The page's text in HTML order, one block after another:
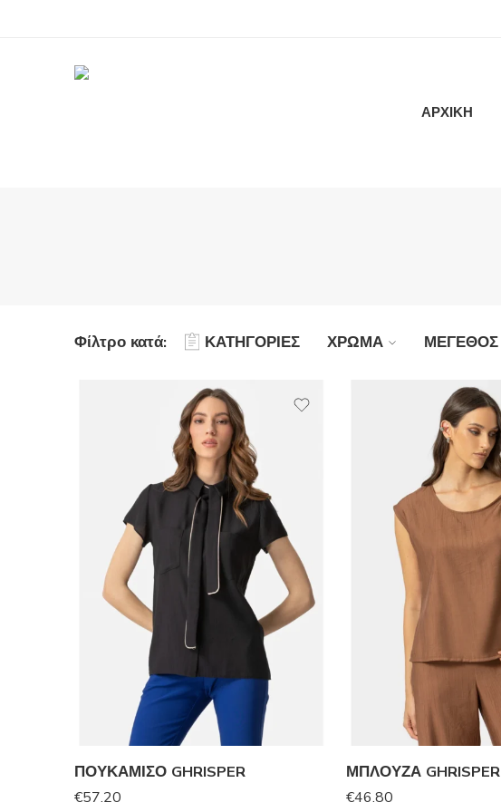
ΑΡΧΙΚΗ
Φίλτρο κατά: ΚΑΤΗΓΟΡΙΕΣ ΧΡΩΜΑ ΜΕΓΕΘΟΣ
ΠΟΥΚΑΜΙΣΟ GHRISPER
€57.20
ΜΠΛΟΥΖΑ GHRISPER
€46.80